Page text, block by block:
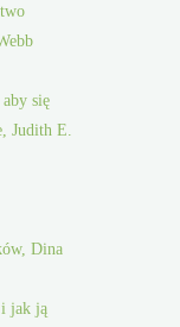
się
Judith E.
Dina
i jak ją